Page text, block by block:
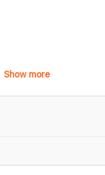
Show more